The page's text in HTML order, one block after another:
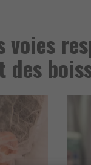
voies